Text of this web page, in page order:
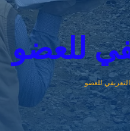
للعضو
للعضو